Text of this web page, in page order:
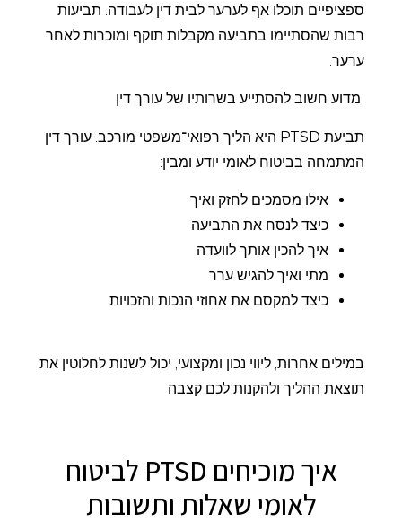
ספציפיים תוכלו אף לערער לבית דין לעבודה. תביעות
רבות שהסתיימו בתביעה מקבלות תוקף ומוכרות לאחר
ערער.
מדוע חשוב להסתייע בשרותיו של עורך דין
תביעת PTSD היא הליך רפואי־משפטי מורכב. עורך דין
המתמחה בביטוח לאומי יודע ומבין:
אילו מסמכים לחזק ואיך
כיצד לנסח את התביעה
איך להכין אותך לוועדה
מתי ואיך להגיש ערר
כיצד למקסם את אחוזי הנכות והזכויות
במילים אחרות, ליווי נכון ומקצועי, יכול לשנות לחלוטין את
תוצאת ההליך ולהקנות לכם קצבה
איך מוכיחים PTSD לביטוח
לאומי שאלות ותשובות